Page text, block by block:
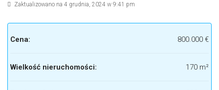
Zaktualizowano na 4 grudnia, 2024 w 9:41 pm
Cena: 800.000 €
Wielkość nieruchomości: 170 m²